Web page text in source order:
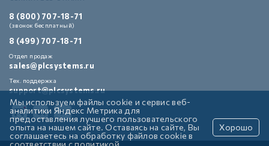
8 (800) 707-18-71
(звонок бесплатный)
8 (499) 707-18-71
Отдел продаж
sales@plcsystems.ru
Тех. поддержка
support@plcsystems.ru
Мы используем файлы cookie и сервис веб-
аналитики Яндекс Метрика для
предоставления лучшего пользовательского
опыта на нашем сайте. Оставаясь на сайте, Вы
соглашаетесь на обработку файлов cookie в
соответствии сполитикой
Хорошо